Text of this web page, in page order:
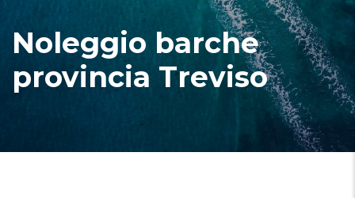
Noleggio barche
provincia Treviso